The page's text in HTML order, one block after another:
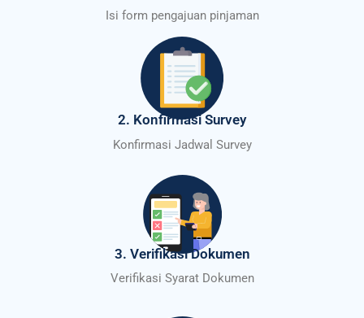
Isi form pengajuan pinjaman
2. Konfirmasi Survey
Konfirmasi Jadwal Survey
3. Verifikasi Dokumen
Verifikasi Syarat Dokumen